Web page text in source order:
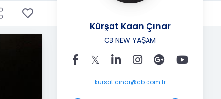
Kürşat Kaan Çınar
CB NEW YAŞAM
kursat.cinar@cb.com.tr